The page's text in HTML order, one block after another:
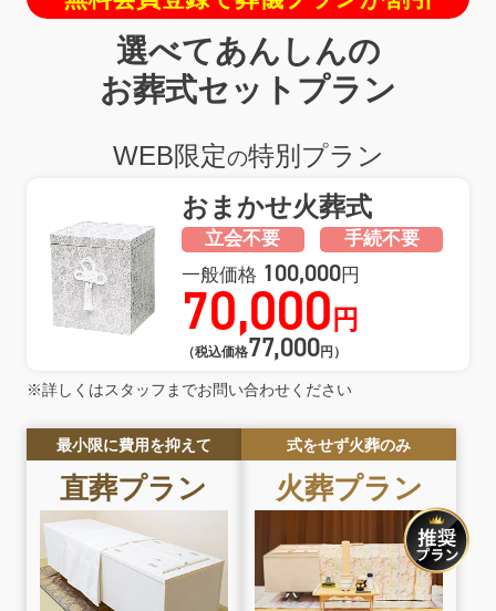
選べてあんしんの
お葬式セットプラン
WEB限定の特別プラン
おまかせ火葬式
立会不要
手続不要
一般価格 100,000円
70,000 円
（税込価格77,000円）
※詳しくはスタッフまでお問い合わせください
最小限に費用を抑えて
直葬プラン
式をせず火葬のみ
火葬プラン